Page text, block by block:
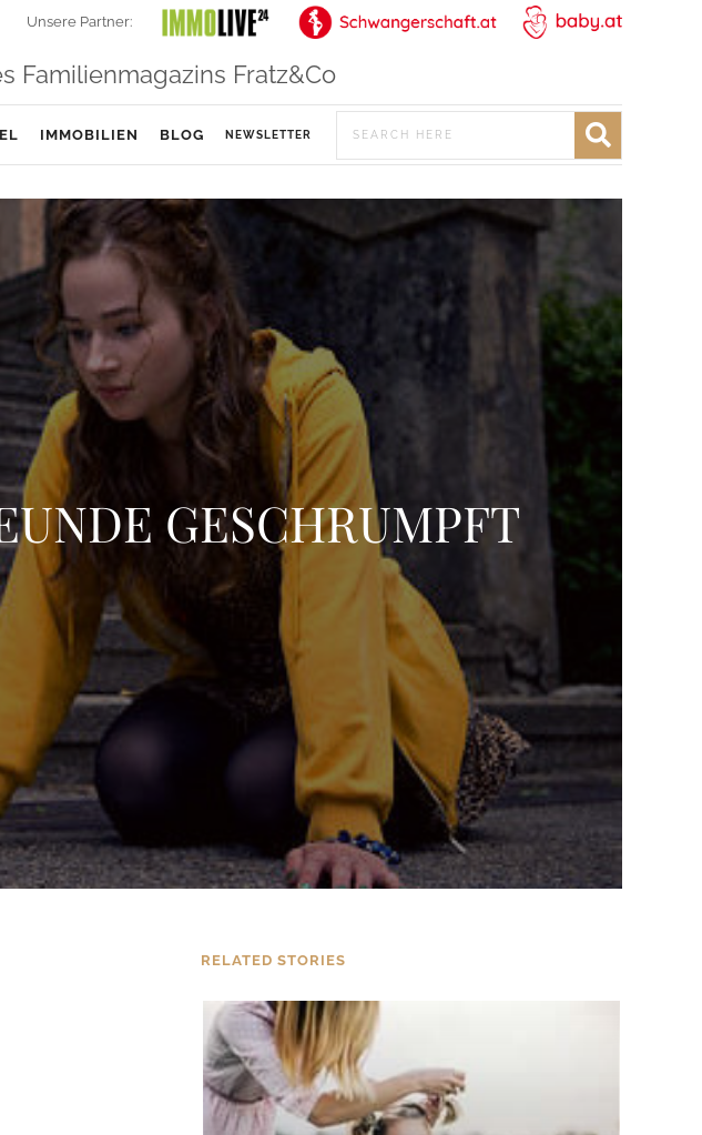
Unsere Partner:
Familienmagazins Fratz&Co
IMMOBILIEN BLOG NEWSLETTER
GESCHRUMPFT
RELATED STORIES